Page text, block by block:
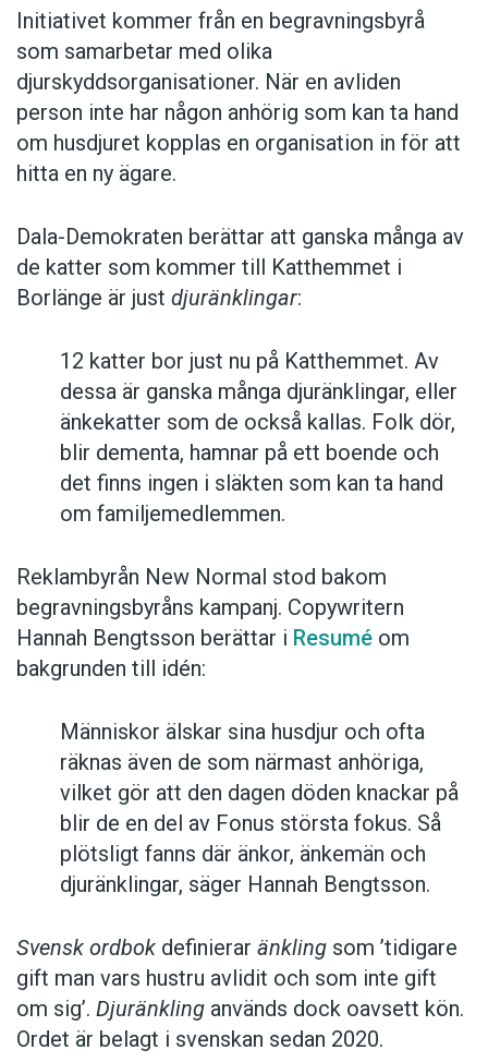
Initiativet kommer från en begravningsbyrå
som samarbetar med olika
djurskyddsorganisationer. När en avliden
person inte har någon anhörig som kan ta hand
om husdjuret kopplas en organisation in för att
hitta en ny ägare.
Dala-Demokraten berättar att ganska många av
de katter som kommer till Katthemmet i
Borlänge är just djuränklingar:
12 katter bor just nu på Katthemmet. Av
dessa är ganska många djuränklingar, eller
änkekatter som de också kallas. Folk dör,
blir dementa, hamnar på ett boende och
det finns ingen i släkten som kan ta hand
om familjemedlemmen.
Reklambyrån New Normal stod bakom
begravningsbyråns kampanj. Copywritern
Hannah Bengtsson berättar i Resumé om
bakgrunden till idén:
Människor älskar sina husdjur och ofta
räknas även de som närmast anhöriga,
vilket gör att den dagen döden knackar på
blir de en del av Fonus största fokus. Så
plötsligt fanns där änkor, änkemän och
djuränklingar, säger Hannah Bengtsson.
Svensk ordbok definierar änkling som ’tidigare
gift man vars hustru av­lidit och som inte gift
om sig’. Djuränkling används dock oavsett kön.
Ordet är belagt i svenskan sedan 2020.